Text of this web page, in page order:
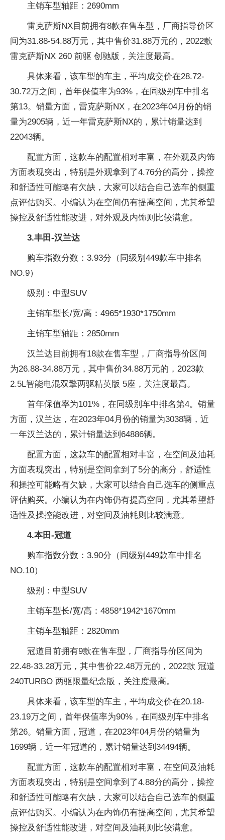
主销车型轴距：2690mm
雷克萨斯NX目前拥有8款在售车型，厂商指导价区
间为31.88-54.88万元，其中售价31.88万元的，2022款
雷克萨斯NX 260 前驱 创驰版，关注度最高。
具体来看，该车型的车主，平均成交价在28.72-
30.72万之间，首年保值率为93%，在同级别车中排名
第13。销量方面，雷克萨斯NX，在2023年04月份的销
量为2905辆，近一年雷克萨斯NX的，累计销量达到
22043辆。
配置方面，这款车的配置相对丰富，在外观及内饰
方面表现突出，特别是外观拿到了4.76分的高分，操控
和舒适性可能略有欠缺，大家可以结合自己选车的侧重
点评估购买。小编认为在空间仍有提高空间，尤其希望
操控及舒适性能改进，对外观及内饰则比较满意。
3.丰田-汉兰达
购车指数分数：3.93分（同级别449款车中排名
NO.9）
级别：中型SUV
主销车型长/宽/高：4965*1930*1750mm
主销车型轴距：2850mm
汉兰达目前拥有18款在售车型，厂商指导价区间
为26.88-34.88万元，其中售价34.88万元的，2023款
2.5L智能电混双擎两驱精英版 5座，关注度最高。
首年保值率为101%，在同级别车中排名第4。销量
方面，汉兰达，在2023年04月份的销量为3038辆，近
一年汉兰达的，累计销量达到64886辆。
配置方面，这款车的配置相对丰富，在空间及油耗
方面表现突出，特别是空间拿到了5分的高分，舒适性
和操控可能略有欠缺，大家可以结合自己选车的侧重点
评估购买。小编认为在内饰仍有提高空间，尤其希望舒
适性及操控能改进，对空间及油耗则比较满意。
4.本田-冠道
购车指数分数：3.90分（同级别449款车中排名
NO.10）
级别：中型SUV
主销车型长/宽/高：4858*1942*1670mm
主销车型轴距：2820mm
冠道目前拥有9款在售车型，厂商指导价区间为
22.48-33.28万元，其中售价22.48万元的，2022款 冠道
240TURBO 两驱限量纪念版，关注度最高。
具体来看，该车型的车主，平均成交价在20.18-
23.19万之间，首年保值率为90%，在同级别车中排名
第26。销量方面，冠道，在2023年04月份的销量为
1699辆，近一年冠道的，累计销量达到34494辆。
配置方面，这款车的配置相对丰富，在空间及油耗
方面表现突出，特别是空间拿到了4.88分的高分，操控
和舒适性可能略有欠缺，大家可以结合自己选车的侧重
点评估购买。小编认为在内饰仍有提高空间，尤其希望
操控及舒适性能改进，对空间及油耗则比较满意。